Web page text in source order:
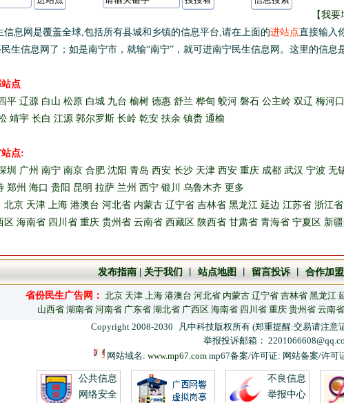
【我要
信息网是覆盖全球,包括所有县城和乡镇的信息平台,请在上面的进站点直接输入
生信息网了；如是南宁市，就输“南宁”，就可进南宁民生信息网。这里的信息
点
平 辽源 白山 松原 白城 九台 榆树 德惠 舒兰 桦甸 蛟河 磐石 公主岭 双辽 梅河口
靖宇 长白 江源 郭尔罗斯 长岭 乾安 扶余 镇赉 通榆
点:
圳 广州 南宁 南京 合肥 沈阳 青岛 西安 长沙 天津 西安 重庆 成都 武汉 宁波 无
郑州 海口 贵阳 昆明 拉萨 兰州 西宁 银川 乌鲁木齐 更多
北京 天津 上海 港澳台 河北省 内蒙古 辽宁省 吉林省 黑龙江 延边 江苏省 浙江省
区 海南省 四川省 重庆 贵州省 云南省 西藏区 陕西省 甘肃省 青海省 宁夏区 新
发布指南 关于我们 站点地图 留言投诉︱ 合作加盟
省份民生广告网： 北京 天津 上海 港澳台 河北省 内蒙古 辽宁省 吉林省 黑龙江
山西省 湖南省 河南省 广东省 湖北省 广西区 海南省 四川省 重庆 贵州省 云南省
Copyright 2008-2030
凡中科技版权所有 (郑重提醒:交易请注意
举报投诉邮箱：
网站域名: www.mp67.com mp67备案/许可证: 网站备案/许可
公共信息
网络安全
不良信息
举报中心